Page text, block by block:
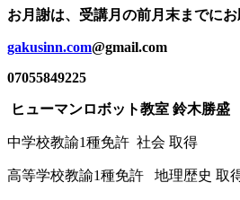
お月謝は、受講月の前月末までにお
gakusinn.com@gmail.com
07055849225
ヒューマンロボット教室 鈴木勝盛
中学校教諭1種免許 社会 取得
高等学校教諭1種免許 地理歴史 取